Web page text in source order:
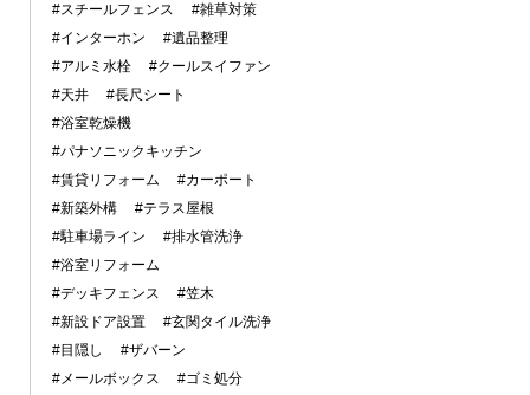
#スチールフェンス
#雑草対策
#インターホン
#遺品整理
#アルミ水栓
#クールスイファン
#天井
#長尺シート
#浴室乾燥機
#パナソニックキッチン
#賃貸リフォーム
#カーポート
#新築外構
#テラス屋根
#駐車場ライン
#排水管洗浄
#浴室リフォーム
#デッキフェンス
#笠木
#新設ドア設置
#玄関タイル洗浄
#目隠し
#ザバーン
#メールボックス
#ゴミ処分